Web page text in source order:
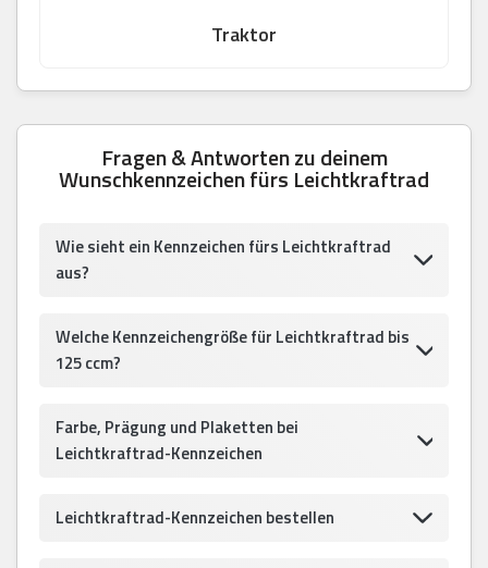
Traktor
Fragen & Antworten zu deinem
Wunschkennzeichen fürs Leichtkraftrad
Wie sieht ein Kennzeichen fürs Leichtkraftrad
aus?
Welche Kennzeichengröße für Leichtkraftrad bis
125 ccm?
Farbe, Prägung und Plaketten bei
Leichtkraftrad-Kennzeichen
Leichtkraftrad-Kennzeichen bestellen